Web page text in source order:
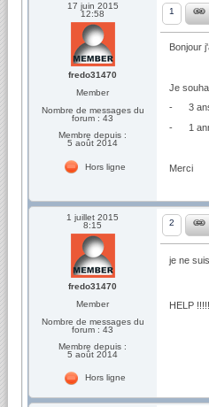
17 juin 2015
12:58
fredo31470
Member
Nombre de messages du
forum : 43
Membre depuis :
5 août 2014
Hors ligne
1
Bonjour
Je
- 3 ans
- 1
Merci
1 juillet 2015
8:15
fredo31470
Member
Nombre de messages du
forum : 43
Membre depuis :
5 août 2014
Hors ligne
2
je ne
HELP